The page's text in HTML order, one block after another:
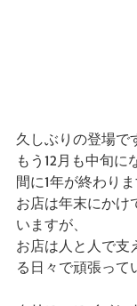
久しぶりの登場で
もう12月も中旬に
間に1年が終わりま
お店は年末にかけ
いますが、
お店は人と人で支
る日々で頑張って